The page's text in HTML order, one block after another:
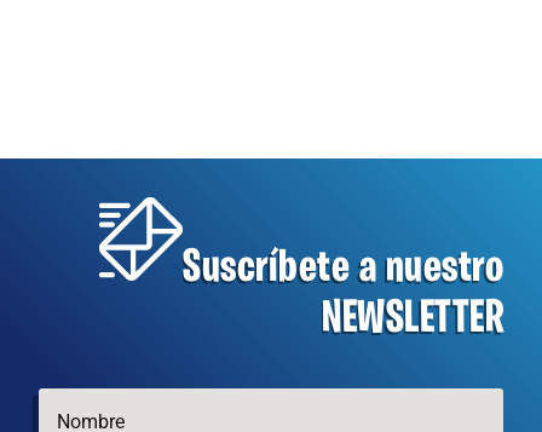
Suscríbete a nuestro
NEWSLETTER